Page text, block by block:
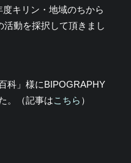
キリン・地域のちから
動を採択して頂きまし
科」様にBIPOGRAPHY
。（記事はこちら ）